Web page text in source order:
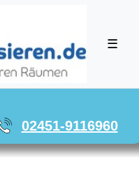
☰
02451-9116960